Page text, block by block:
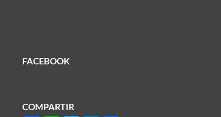
FACEBOOK
COMPARTIR